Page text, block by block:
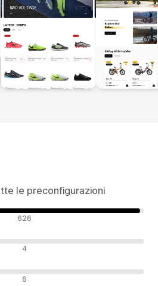
le preconfigurazioni
626
4
6